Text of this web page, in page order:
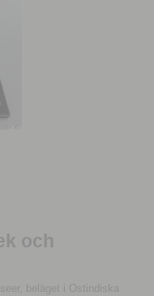
och
beläget i Ostindiska